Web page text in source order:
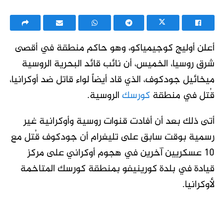
أعلن أوليج كوجيمياكو، وهو حاكم منطقة في أقصى
شرق روسيا، الخميس، أن نائب قائد البحرية الروسية
ميخائيل جودكوف، الذي قاد أيضاً لواء قاتل ضد أوكرانيا،
قُتل في منطقةكورسك الروسية.
أتى ذلك بعد أن أفادت قنوات روسية وأوكرانية غير
رسمية بوقت سابق على تليغرام أن جودكوف قُتل مع
10 عسكريين آخرين في هجوم أوكراني على مركز
قيادة في بلدة كورينيفو بمنطقة كورسك المتاخمة
لأوكرانيا.